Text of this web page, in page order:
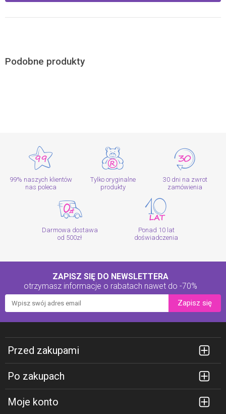
Podobne produkty
99% naszych klientów
nas poleca
Tylko oryginalne
produkty
30 dni na zwrot
zamówienia
Darmowa dostawa
od 500zł
Ponad 10 lat
doświadczenia
ZAPISZ SIĘ DO NEWSLETTERA
otrzymasz informacje o rabatach nawet do -70%
Zapisz się
Przed zakupami
Po zakupach
Moje konto